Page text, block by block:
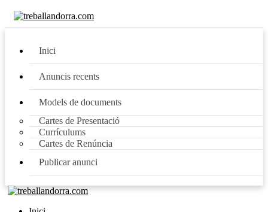
Inici
Anuncis recents
Models de documents
Cartes de Presentació
Currículums
Cartes de Renúncia
Publicar anunci